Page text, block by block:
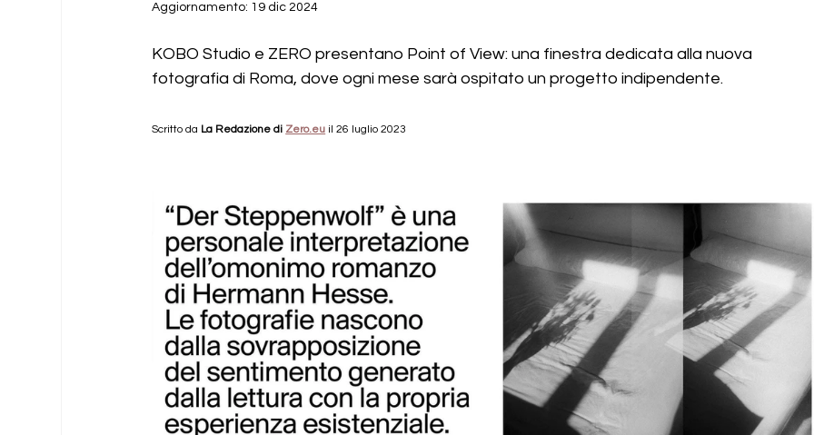
Aggiornamento: 19 dic 2024
KOBO Studio e ZERO presentano Point of View: una finestra dedicata alla nuova
fotografia di Roma, dove ogni mese sarà ospitato un progetto indipendente.
Scritto da La Redazione di Zero.eu il 26 luglio 2023